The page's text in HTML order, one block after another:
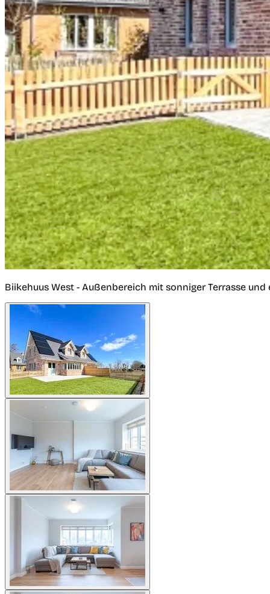
Biikehuus West - Außenbereich mit sonniger Terrasse und